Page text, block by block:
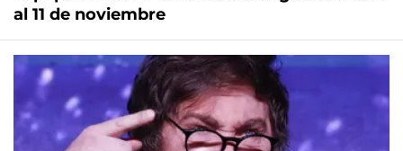
al 11 de noviembre